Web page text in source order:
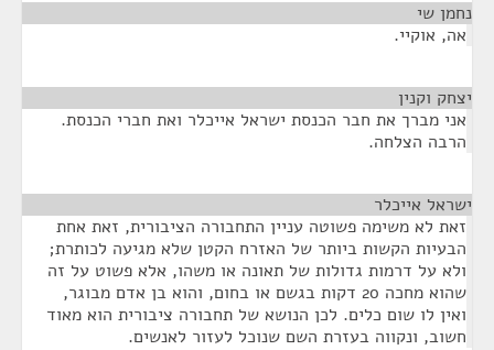
נחמן שי
אה, אוקיי.
יצחק וקנין
אני מברך את חבר הכנסת ישראל אייכלר ואת חברי הכנסת.
הרבה הצלחה.
ישראל אייכלר
זאת לא משימה פשוטה עניין התחבורה הציבורית, זאת אחת
הבעיות הקשות ביותר של האזרח הקטן שלא מגיעה לכותרת;
ולא על דרמות גדולות של תאונה או משהו, אלא פשוט על זה
שהוא מחכה 20 דקות בגשם או בחום, והוא בן אדם מבוגר,
ואין לו שום כלים. לכן הנושא של תחבורה ציבורית הוא מאוד
חשוב, ונקווה בעזרת השם שנוכל לעזור לאנשים.